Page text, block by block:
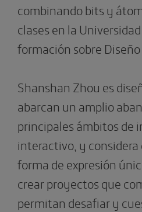
combinando bits y
clases en la
formación sobre
Shanshan Zhou es
abarcan un amplio
principales ámbitos de
interactivo, y
forma de expresión
crear proyectos que
permitan desafiar y